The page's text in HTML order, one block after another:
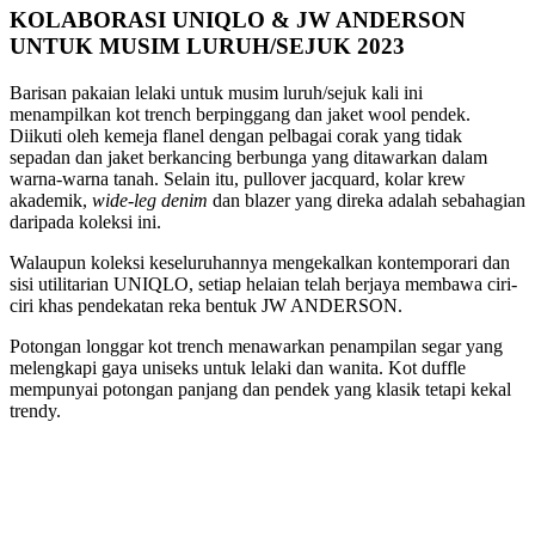
KOLABORASI UNIQLO & JW ANDERSON
UNTUK MUSIM LURUH/SEJUK 2023
Barisan pakaian lelaki untuk musim luruh/sejuk kali ini
menampilkan kot trench berpinggang dan jaket wool pendek.
Diikuti oleh kemeja flanel dengan pelbagai corak yang tidak
sepadan dan jaket berkancing berbunga yang ditawarkan dalam
warna-warna tanah. Selain itu, pullover jacquard, kolar krew
akademik, wide-leg denim dan blazer yang direka adalah sebahagian
daripada koleksi ini.
Walaupun koleksi keseluruhannya mengekalkan kontemporari dan
sisi utilitarian UNIQLO, setiap helaian telah berjaya membawa ciri-
ciri khas pendekatan reka bentuk JW ANDERSON.
Potongan longgar kot trench menawarkan penampilan segar yang
melengkapi gaya uniseks untuk lelaki dan wanita. Kot duffle
mempunyai potongan panjang dan pendek yang klasik tetapi kekal
trendy.